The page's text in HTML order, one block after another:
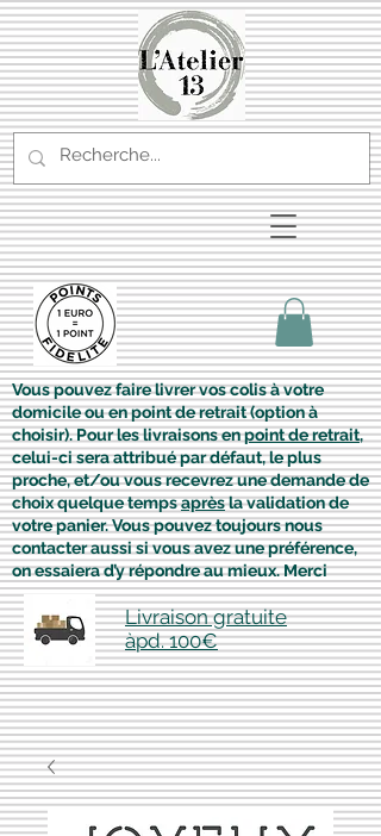
Vous pouvez faire livrer vos colis à votre
domicile ou en point de retrait (option à
choisir). Pour les livraisons enpoint de retrait,
celui-ci sera attribué par défaut, le plus
proche, et/ou vous recevrez une demande de
choix quelque tempsaprèsla validation de
votre panier. Vous pouvez toujours nous
contacter aussi si vous avez une préférence,
on essaiera d’y répondre au mieux. Merci
Livraison gratuite
àpd. 100€